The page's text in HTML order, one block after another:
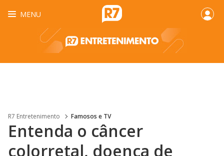
MENU
R7 Entretenimento Famosos e TV
Entenda o câncer
colorretal, doença de